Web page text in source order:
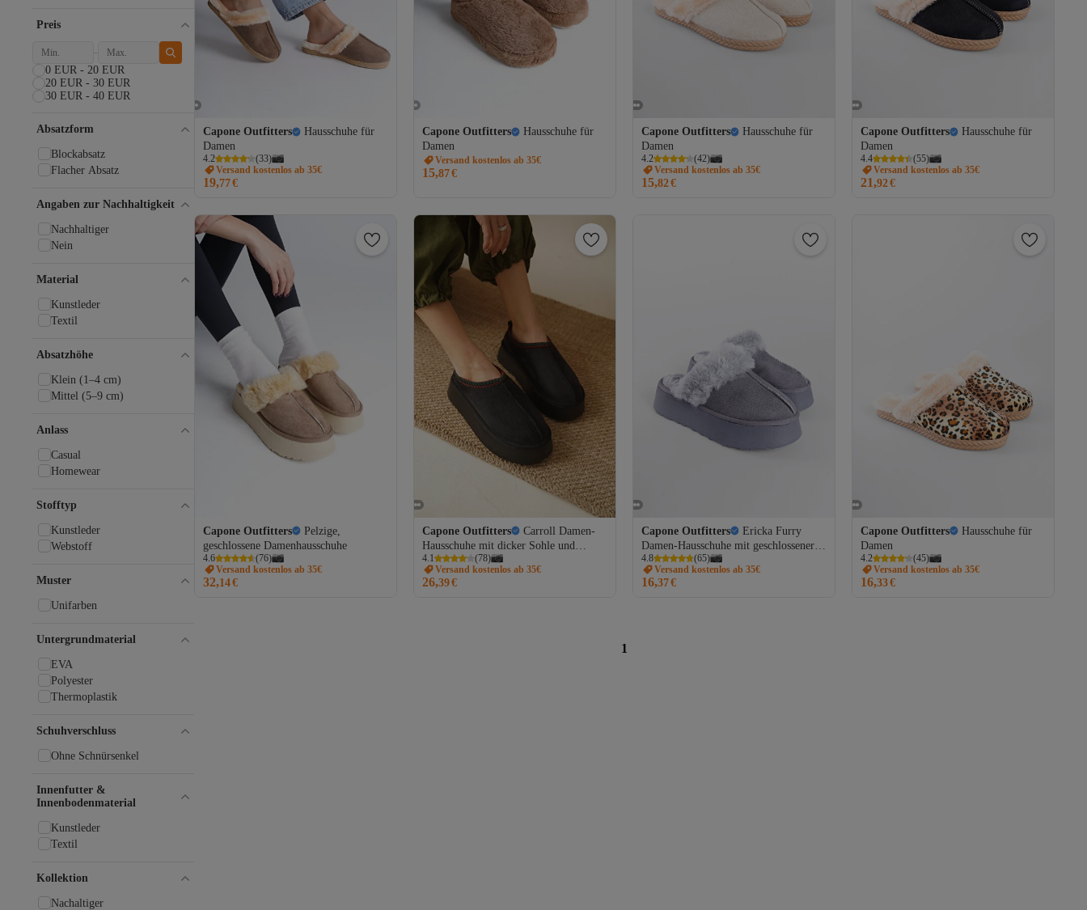
Capone Outfitters
Hausschuhe für
Damen
4.2 (33)
Versand kostenlos ab 35€
19,77€
Capone Outfitters
Hausschuhe für
Damen
Versand kostenlos ab 35€
15,87€
Capone Outfitters
Hausschuhe für
Damen
4.2 (42)
Versand kostenlos ab 35€
15,82€
Capone Outfitters
Hausschuhe für
Damen
4.4 (55)
Versand kostenlos ab 35€
21,92€
Capone Outfitters
Pelzige,
geschlossene Damenhausschuhe
4.6 (76)
Versand kostenlos ab 35€
32,14€
Capone Outfitters
Carroll Damen-
Hausschuhe mit dicker Sohle und
runder Zehenpartie aus Fell
4.1 (78)
Versand kostenlos ab 35€
26,39€
Capone Outfitters
Ericka Furry
Damen-Hausschuhe mit geschlossener
Zehenpartie
4.8 (65)
Versand kostenlos ab 35€
16,37€
Capone Outfitters
Hausschuhe für
Damen
4.2 (45)
Versand kostenlos ab 35€
16,33€
1
CLARKS
Dreimaster
El Naturalista
EMU
Everybody
Faina
FALKE
Fulla Moda
Gant
Gioseppo
ILC
İlkem
Keen
Madame Coco
Manijero
Marjin
MEXX
Moda Devrin
Muggo
Mustang
Nero Giardini
pasyone
Penti
Pierre Cardin
Replay
Riccon
SALAMANDER
Scapa
Slazenger
Slipcat
STOCON
StWenn
Think!
Tommy Hilfiger
Preis
0 EUR - 20 EUR
20 EUR - 30 EUR
30 EUR - 40 EUR
Absatzform
Blockabsatz
Flacher Absatz
Angaben zur Nachhaltigkeit
Nachhaltiger
Nein
Material
Kunstleder
Textil
Absatzhöhe
Klein (1–4 cm)
Mittel (5–9 cm)
Anlass
Casual
Homewear
Stofftyp
Kunstleder
Webstoff
Muster
Unifarben
Untergrundmaterial
EVA
Polyester
Thermoplastik
Schuhverschluss
Ohne Schnürsenkel
Innenfutter &
Innenbodenmaterial
Kunstleder
Textil
Kollektion
Nachaltiger